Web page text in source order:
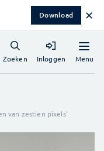
Download ✕
Menu
Zoeken Inloggen
van zestien pixels'